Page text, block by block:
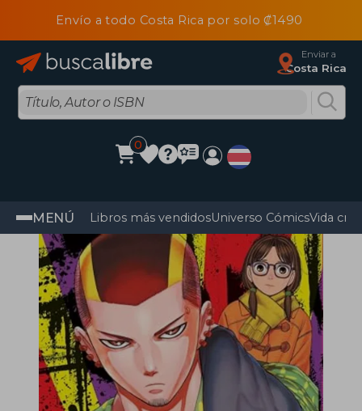
Envío a todo Costa Rica por solo ₡1490
Enviar a
Costa Rica
0
MENÚ Libros más vendidosUniverso CómicsVida